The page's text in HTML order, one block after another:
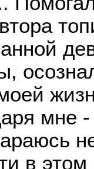
мне
в